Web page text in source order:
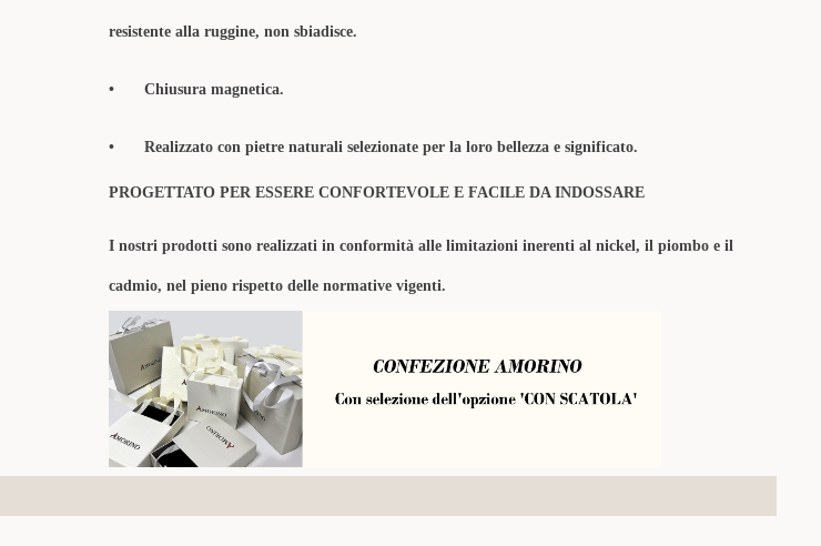
resistente alla ruggine, non sbiadisce.
• Chiusura magnetica.
• Realizzato con pietre naturali selezionate per la loro bellezza e significato.
PROGETTATO PER ESSERE CONFORTEVOLE E FACILE DA INDOSSARE
I nostri prodotti sono realizzati in conformità alle limitazioni inerenti al nickel, il piombo e il
cadmio, nel pieno rispetto delle normative vigenti.